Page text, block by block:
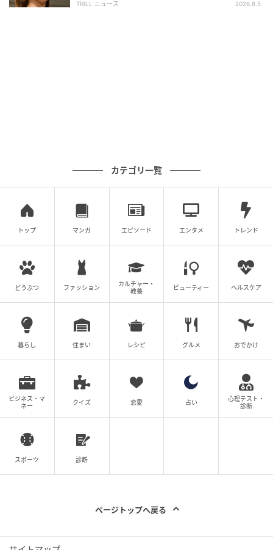
TRILL ニュース 2026.8.5
カテゴリ一覧
トップ マンガ エピソード エンタメ トレンド
どうぶつ ファッション
カルチャー・
教養
ビューティー ヘルスケア
暮らし 住まい レシピ グルメ おでかけ
ビジネス・マ
ネー
クイズ 恋愛 占い
心理テスト・
診断
スポーツ 診断
ページトップへ戻る